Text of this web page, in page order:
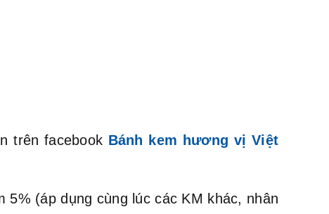
trên facebook Bánh kem hương vị Việt
(áp dụng cùng lúc các KM khác, nhân